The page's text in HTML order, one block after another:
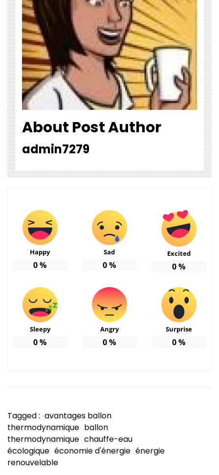
About Post Author
admin7279
Happy
0%
Sad
0%
Excited
0%
Sleepy
0%
Angry
0%
Surprise
0%
Tagged : avantages ballon
thermodynamique ballon
thermodynamique chauffe-eau
écologique économie d'énergie énergie
renouvelable